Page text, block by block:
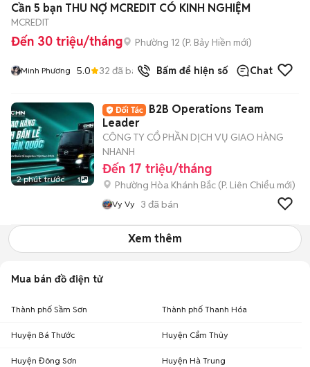
Cần 5 bạn THU NỢ MCREDIT CÓ KINH NGHIỆM
MCREDIT
Đến 30 triệu/tháng Phường 12 (P. Bảy Hiền mới)
Minh Phương 5.0 32 đã bán Bấm để hiện số Chat
2 phút trước 1
B2B Operations Team
Leader
CÔNG TY CỔ PHẦN DỊCH VỤ GIAO HÀNG
NHANH
Đến 17 triệu/tháng
Phường Hòa Khánh Bắc (P. Liên Chiểu mới)
Vy Vy 3 đã bán
Xem thêm
Mua bán đồ điện tử
Thành phố Sầm Sơn Thành phố Thanh Hóa
Huyện Bá Thước Huyện Cẩm Thủy
Huyện Đông Sơn Huyện Hà Trung